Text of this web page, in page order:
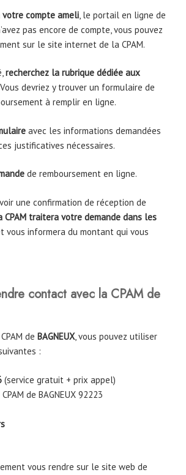
votre compte ameli, le portail en ligne de
pas encore de compte, vous pouvez
sur le site internet de la CPAM.
recherchez la rubrique dédiée aux
devriez y trouver un formulaire de
à remplir en ligne.
avec les informations demandées
justificatives nécessaires.
de remboursement en ligne.
une confirmation de réception de
CPAM traitera votre demande dans les
vous informera du montant qui vous
contact avec la CPAM de
de BAGNEUX, vous pouvez utiliser
:
(service gratuit + prix appel)
CPAM de BAGNEUX 92223
vous rendre sur le site web de